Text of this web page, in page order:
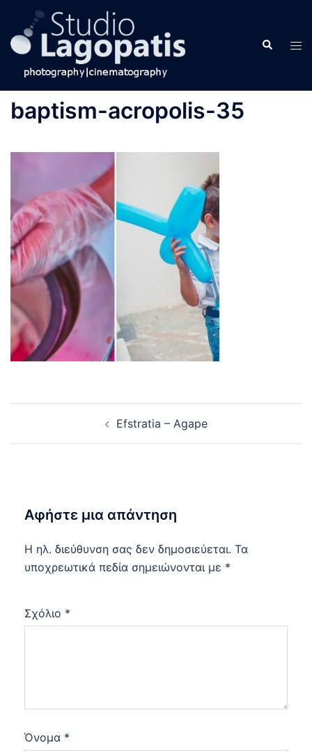
content
Search
baptism-acropolis-35
Efstratia – Agape
Αφήστε μια απάντηση
Η ηλ. διεύθυνση σας δεν δημοσιεύεται. Τα
υποχρεωτικά πεδία σημειώνονται με *
Σχόλιο *
Όνομα *